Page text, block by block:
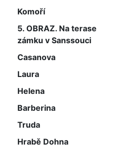
Komoří
5. OBRAZ. Na terase
zámku v Sanssouci
Casanova
Laura
Helena
Barberina
Truda
Hrabě Dohna